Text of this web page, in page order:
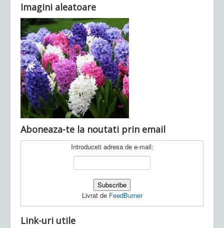
Ultimele articole: Vi, 04.11.2022 -
Județean Mehedinți
Imagini aleatoare
Aboneaza-te la noutati prin email
Introduceti adresa de e-mail:
Livrat de FeedBurner
Link-uri utile